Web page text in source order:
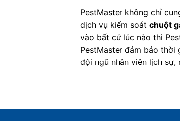
PestMaster không chỉ
dịch vụ kiểm soát chuột
vào bất cứ lúc nào thì
PestMaster đảm bảo thời
đội ngũ nhân viên lịch sự,